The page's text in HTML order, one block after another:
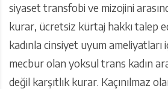
siyaset transfobi ve mizojini
kurar, ücretsiz kürtaj hakkı talep
kadınla cinsiyet uyum ameliyatları
mecbur olan yoksul trans kadın
değil karşıtlık kurar. Kaçınılmaz